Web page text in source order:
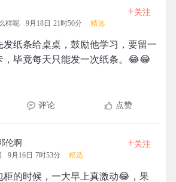
样呢 9月18日 21时50分 精选
+关注
发纸条给桌桌，鼓励他学习，要留一
，毕竟每天只能发一次纸条。😂😂
评论 点赞
伦啊
9月16日 7时53分 精选
+关注
柜的时候，一大早上真激动😂，果